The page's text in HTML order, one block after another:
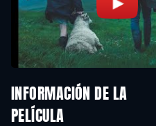
INFORMACIÓN DE LA
PELÍCULA